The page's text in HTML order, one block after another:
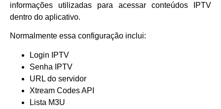
informações utilizadas para acessar conteúdos IPTV
dentro do aplicativo.
Normalmente essa configuração inclui:
Login IPTV
Senha IPTV
URL do servidor
Xtream Codes API
Lista M3U